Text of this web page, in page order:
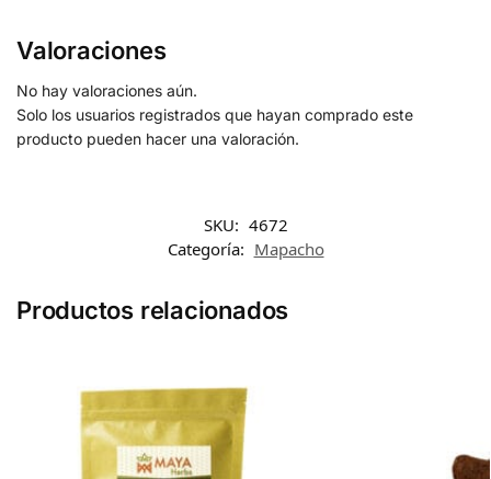
Valoraciones
No hay valoraciones aún.
Solo los usuarios registrados que hayan comprado este
producto pueden hacer una valoración.
SKU: 4672
Categoría: Mapacho
Productos relacionados